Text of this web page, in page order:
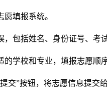
填报系统。
包括姓名、身份证号、考
学校和专业，填报志愿顺
交”按钮，将志愿信息提交